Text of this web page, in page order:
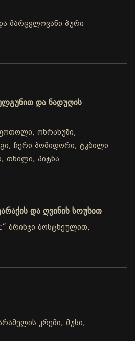
მარცვლოვანი პური
და ნადუღის
ოხრახუში,
ჩერი პომიდორი, ტკბილი
თხილი, პიტნა
და ღვინის სოუსით
ბრინჯი ბოსტნეულით,
კრემი, მუსი,